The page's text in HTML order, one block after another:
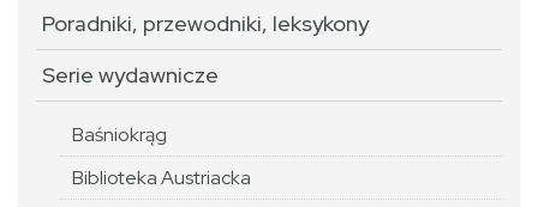
Poradniki, przewodniki, leksykony
Serie wydawnicze
Baśniokrąg
Biblioteka Austriacka